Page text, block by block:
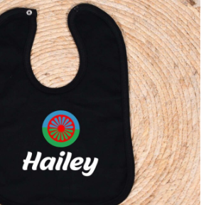
Deze
optie
kan
gekozen
worden
op
productpagina